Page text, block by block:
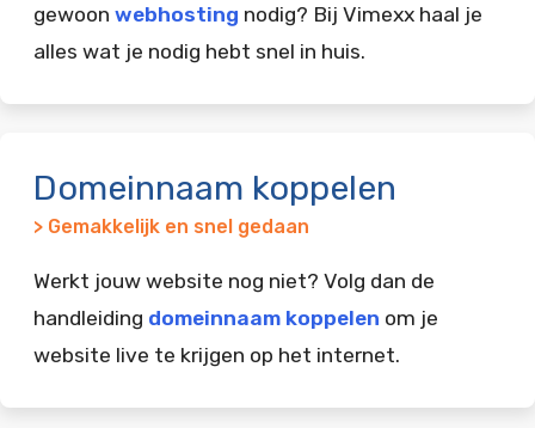
gewoon webhosting nodig? Bij Vimexx haal je
alles wat je nodig hebt snel in huis.
Domeinnaam koppelen
> Gemakkelijk en snel gedaan
Werkt jouw website nog niet? Volg dan de
handleiding domeinnaam koppelen om je
website live te krijgen op het internet.